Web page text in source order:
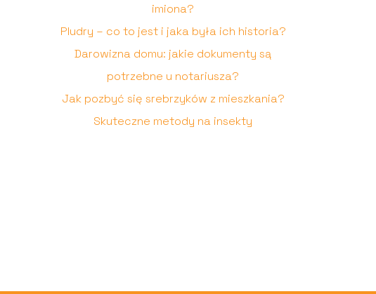
imiona?
Pludry – co to jest i jaka była ich historia?
Darowizna domu: jakie dokumenty są
potrzebne u notariusza?
Jak pozbyć się srebrzyków z mieszkania?
Skuteczne metody na insekty